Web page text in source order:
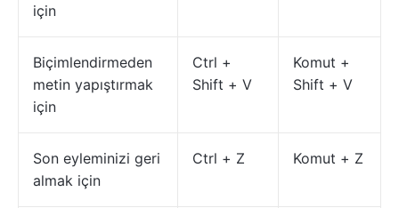
için
Biçimlendirmeden
metin yapıştırmak
için
Ctrl +
Shift + V
Komut +
Shift + V
Son eyleminizi geri
almak için
Ctrl + Z Komut + Z